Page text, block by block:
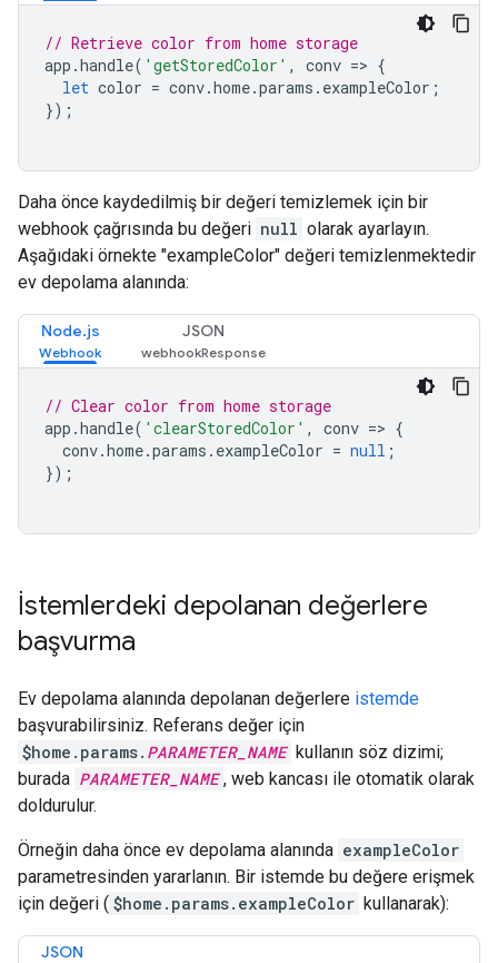
// Retrieve color from home storage
app .handle( 'getStoredColor' , conv => {
let color = conv.home.params . exampleColor ;
});
Daha önce kaydedilmiş bir değeri temizlemek için bir
webhook çağrısında bu değeri null olarak ayarlayın.
Aşağıdaki örnekte "exampleColor" değeri temizlenmektedir
ev depolama alanında:
Node.js JSON
// Clear color from home storage
app .handle( 'clearStoredColor' , conv => {
conv.home.params . exampleColor = null ;
});
İstemlerdeki depolanan değerlere
başvurma
Ev depolama alanında depolanan değerlere istemde
başvurabilirsiniz. Referans değer için
$home.params. PARAMETER_NAME kullanın söz dizimi;
burada PARAMETER_NAME , web kancası ile otomatik olarak
doldurulur.
Örneğin daha önce ev depolama alanında exampleColor
parametresinden yararlanın. Bir istemde bu değere erişmek
için değeri ( $home.params.exampleColor kullanarak):
JSON